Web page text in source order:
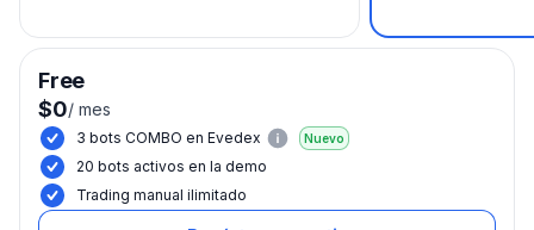
Free
$0/ mes
3 bots COMBO en Evedex Nuevo
20 bots activos en la demo
Trading manual ilimitado